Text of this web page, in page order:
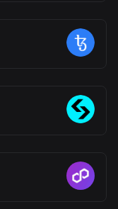
could make it easier
users to interact with
BLEND stands as
where Web3
that carries the
or investment,
should be